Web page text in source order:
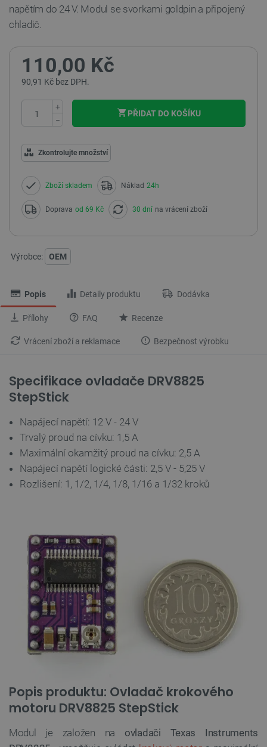
napětím do 24 V. Modul se svorkami goldpin a připojený
chladič.
110,00 Kč
90,91 Kč bez DPH.
+
−
PŘIDAT DO KOŠÍKU
Zkontrolujte množství
Zboží skladem Náklad 24h
Doprava od 69 Kč 30 dní na vrácení zboží
Výrobce: OEM
Popis Detaily produktu Dodávka
Přílohy FAQ Recenze
Vrácení zboží a reklamace Bezpečnost výrobku
Specifikace ovladače DRV8825
StepStick
Napájecí napětí: 12 V - 24 V
Trvalý proud na cívku: 1,5 A
Maximální okamžitý proud na cívku: 2,5 A
Napájecí napětí logické části: 2,5 V - 5,25 V
Rozlišení: 1, 1/2, 1/4, 1/8, 1/16 a 1/32 kroků
Popis produktu: Ovladač krokového
motoru DRV8825 StepStick
Modul je založen na ovladači Texas Instruments